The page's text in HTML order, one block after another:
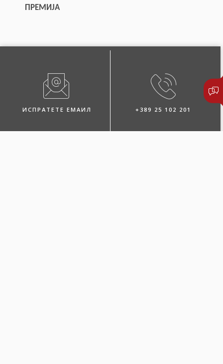
ПРЕМИЈА
ИСПРАТЕТЕ ЕМАИЛ +389 25 102 201